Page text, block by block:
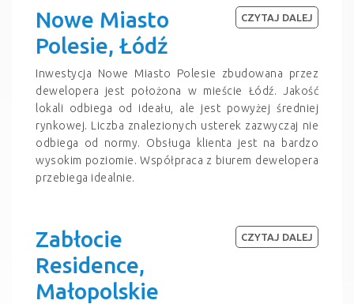
Nowe Miasto
Polesie, Łódź
Inwestycja Nowe Miasto Polesie zbudowana przez
dewelopera jest położona w mieście Łódź. Jakość
lokali odbiega od ideału, ale jest powyżej średniej
rynkowej. Liczba znalezionych usterek zazwyczaj nie
odbiega od normy. Obsługa klienta jest na bardzo
wysokim poziomie. Współpraca z biurem dewelopera
przebiega idealnie.
CZYTAJ DALEJ
Zabłocie
Residence,
Małopolskie
CZYTAJ DALEJ